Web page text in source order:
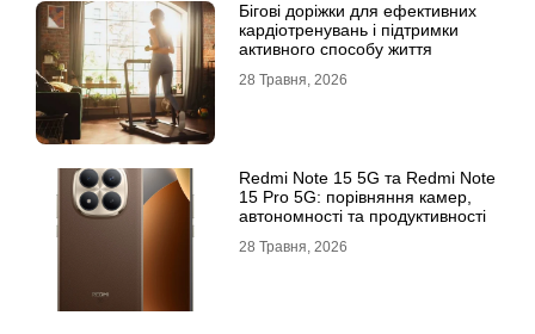
Бігові доріжки для ефективних
кардіотренувань і підтримки
активного способу життя
28 Травня, 2026
Redmi Note 15 5G та Redmi Note
15 Pro 5G: порівняння камер,
автономності та продуктивності
28 Травня, 2026